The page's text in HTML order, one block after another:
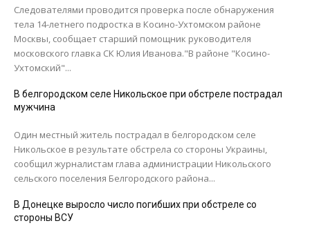
Следователями проводится проверка после обнаружения
тела 14-летнего подростка в Косино-Ухтомском районе
Москвы, сообщает старший помощник руководителя
московского главка СК Юлия Иванова."В районе "Косино-
Ухтомский"...
В белгородском селе Никольское при обстреле пострадал
мужчина
Один местный житель пострадал в белгородском селе
Никольское в результате обстрела со стороны Украины,
сообщил журналистам глава администрации Никольского
сельского поселения Белгородского района...
В Донецке выросло число погибших при обстреле со
стороны ВСУ